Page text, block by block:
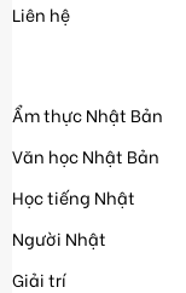
Liên hệ
Ẩm thực Nhật Bản
Văn học Nhật Bản
Học tiếng Nhật
Người Nhật
Giải trí